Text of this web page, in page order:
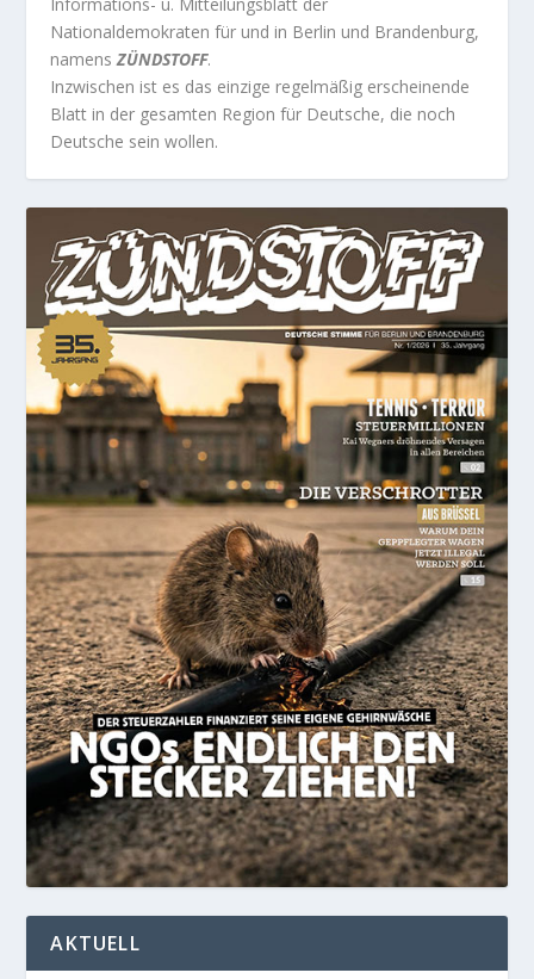
Nationaldemokraten für und in Berlin und Brandenburg,
namensZÜNDSTOFF.
Inzwischen ist es das einzige regelmäßig erscheinende
Blatt in der gesamten Region für Deutsche, die noch
Deutsche sein wollen.
AKTUELL